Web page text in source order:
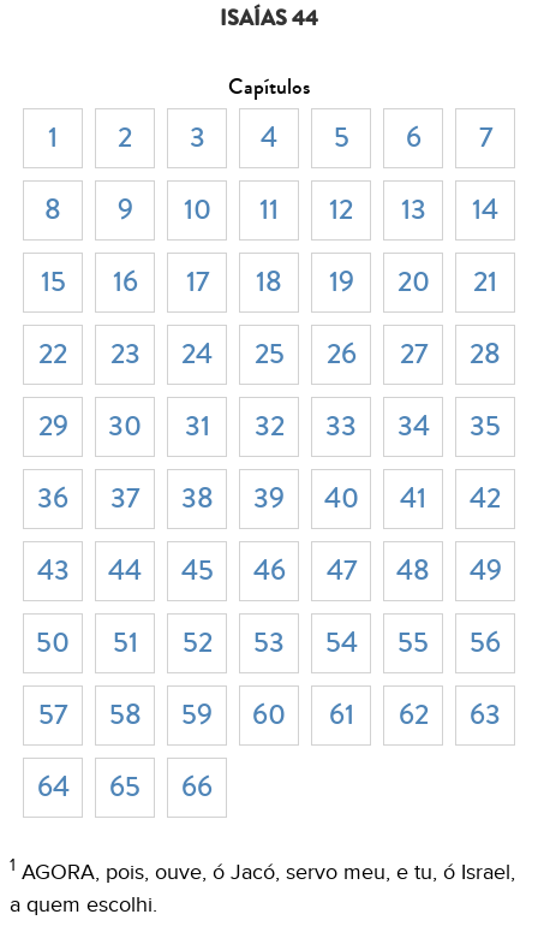
ISAÍAS 44
1 AGORA, pois, ouve, ó Jacó, servo meu, e tu, ó Israel,
a quem escolhi.
Capítulos
1 2 3 4 5 6
7
8
9 10 11 12 13
14
15
16 17 18 19 20
21
22
23 24 25 26 27
28
29
30 31 32 33 34
35
36
37 38 39 40 41
42
43
44 45 46 47 48
49
50
51 52 53 54 55
56
57
58 59 60 61 62
63
64
65 66